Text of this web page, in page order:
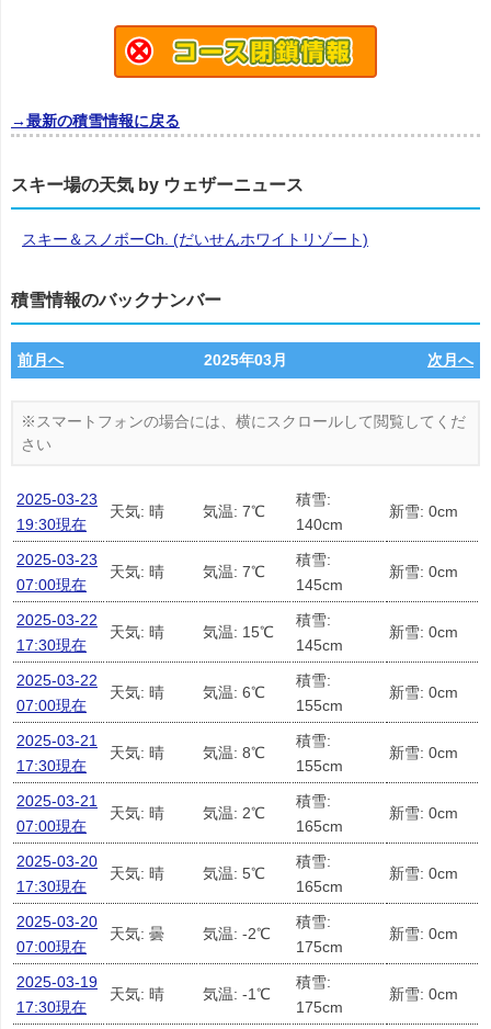
→最新の積雪情報に戻る
スキー場の天気 by ウェザーニュース
スキー＆スノボーCh. (だいせんホワイトリゾート)
積雪情報のバックナンバー
前月へ 2025年03月 次月へ
2025-03-23
19:30現在
天気: 晴 気温: 7℃
積雪:
140cm
新雪: 0cm
2025-03-23
07:00現在
天気: 晴 気温: 7℃
積雪:
145cm
新雪: 0cm
2025-03-22
17:30現在
天気: 晴 気温: 15℃
積雪:
145cm
新雪: 0cm
2025-03-22
07:00現在
天気: 晴 気温: 6℃
積雪:
155cm
新雪: 0cm
2025-03-21
17:30現在
天気: 晴 気温: 8℃
積雪:
155cm
新雪: 0cm
2025-03-21
07:00現在
天気: 晴 気温: 2℃
積雪:
165cm
新雪: 0cm
2025-03-20
17:30現在
天気: 晴 気温: 5℃
積雪:
165cm
新雪: 0cm
2025-03-20
07:00現在
天気: 曇 気温: -2℃
積雪:
175cm
新雪: 0cm
2025-03-19
17:30現在
天気: 晴 気温: -1℃
積雪:
175cm
新雪: 0cm